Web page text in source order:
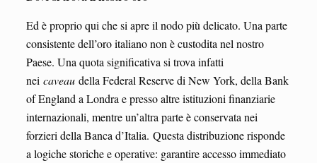
Ed è proprio qui che si apre il nodo più delicato. Una parte
consistente dell’oro italiano non è custodita nel nostro
Paese. Una quota significativa si trova infatti
nei caveau della Federal Reserve di New York, della Bank
of England a Londra e presso altre istituzioni finanziarie
internazionali, mentre un’altra parte è conservata nei
forzieri della Banca d’Italia. Questa distribuzione risponde
a logiche storiche e operative: garantire accesso immediato